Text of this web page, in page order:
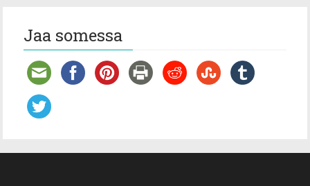
Jaa somessa